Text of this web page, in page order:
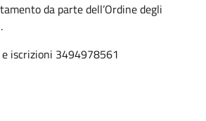
da parte dell’Ordine degli
iscrizioni 3494978561